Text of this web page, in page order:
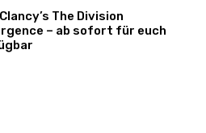
The Division
– ab sofort für euch